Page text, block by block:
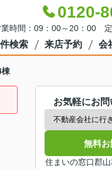
0120-
時間：09：00～20：00
検索 来店予約 会
お気軽にお
無料
住まいの窓口郡